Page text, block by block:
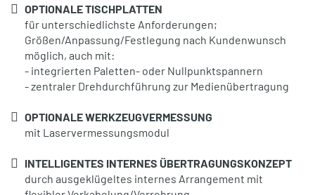
OPTIONALE TISCHPLATTEN
für unterschiedlichste Anforderungen;
Größen/Anpassung/Festlegung nach Kundenwunsch
möglich, auch mit:
- integrierten Paletten- oder Nullpunktspannern
- zentraler Drehdurchführung zur Medienübertragung
OPTIONALE WERKZEUGVERMESSUNG
mit Laservermessungsmodul
INTELLIGENTES INTERNES ÜBERTRAGUNGSKONZEPT
durch ausgeklügeltes internes Arrangement mit